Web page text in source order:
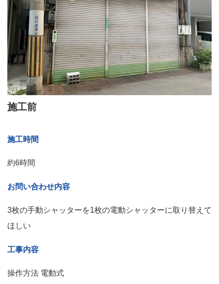
施工前
施工時間
約6時間
お問い合わせ内容
3枚の手動シャッターを1枚の電動シャッターに取り替えて
ほしい
工事内容
操作方法 電動式